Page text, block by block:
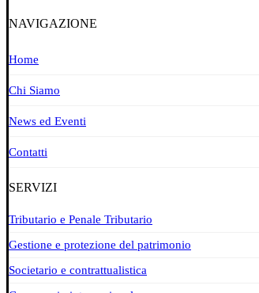
NAVIGAZIONE
Home
Chi Siamo
News ed Eventi
Contatti
SERVIZI
Tributario e Penale Tributario
Gestione e protezione del patrimonio
Societario e contrattualistica